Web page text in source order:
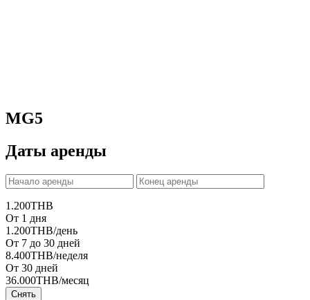
MG5
Даты аренды
1.200THB
От 1 дня
1.200THB/день
От 7 до 30 дней
8.400THB/неделя
От 30 дней
36.000THB/месяц
Снять